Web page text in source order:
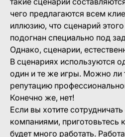
чего предлагаются всем
иллюзию, что сценарий этого
подогнан специально под
Однако, сценарии,
В сценариях используются
один и те же игры. Можно ли
репутацию
Конечно же, нет!
Если вы хотите
компаниями, приготовьтесь
будет много работать.